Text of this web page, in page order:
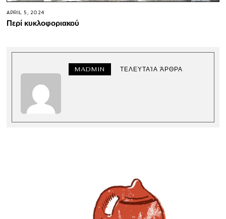
APRIL 5, 2024
Περί κυκλοφοριακού
MADMIN ΤΕΛΕΥΤΑΊΑ ΆΡΘΡΑ